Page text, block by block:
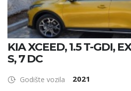
KIA XCEED, 1.5 T-GDI,
S, 7 DC
Godište vozila 2021